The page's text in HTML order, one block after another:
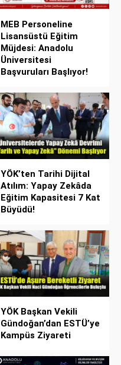
MEB Personeline
Lisansüstü Eğitim
Müjdesi: Anadolu
Üniversitesi
Başvuruları Başlıyor!
YÖK’ten Tarihi Dijital
Atılım: Yapay Zekâda
Eğitim Kapasitesi 7 Kat
Büyüdü!
YÖK Başkan Vekili
Gündoğan’dan ESTÜ’ye
Kampüs Ziyareti